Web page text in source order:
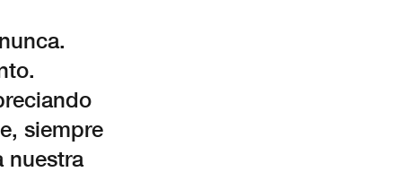
siempre
nuestra